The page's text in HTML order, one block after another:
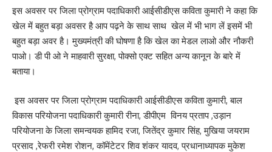
इस अवसर पर जिला प्रोग्राम पदाधिकारी आईसीडीएस कविता कुमारी ने कहा कि
खेल में बहुत बड़ा अवसर है आप पढ़ने के साथ साथ खेल में भी भाग लें इसमें भी
बहुत बड़ा अवर है। मुख्यमंत्री की घोषणा है कि खेल का मेडल लाओ और नौकरी
पाओ। डी पी ओ ने माहवारी सुरक्षा, पोक्सो एक्ट सहित अन्य कानून के बारे में
बताया।
इस अवसर पर जिला प्रोग्राम पदाधिकारी आईसीडीएस कविता कुमारी, बाल
विकास परियोजना पदाधिकारी कुमारी रीना, डीपीएम विनय प्रताप ,उड़ान
परियोजना के जिला समन्वयक हामिद रजा, जितेंद्र कुमार सिंह, मुखिया जयराम
प्रसाद ,रेफरी रमेश रोशन, कॉमेंटेटर शिव शंकर यादव, प्रधानाध्यापक मुकेश